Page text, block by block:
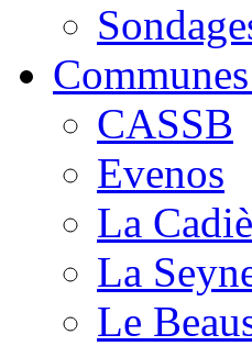
CASSB
Evenos
La
La
Le